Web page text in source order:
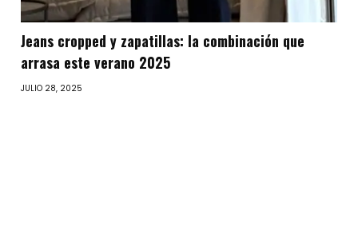
Jeans cropped y zapatillas: la combinación que
arrasa este verano 2025
JULIO 28, 2025